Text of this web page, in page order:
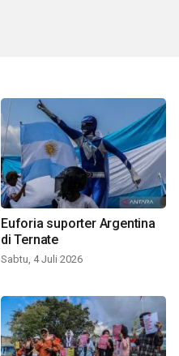
Euforia suporter Argentina
di Ternate
Sabtu, 4 Juli 2026